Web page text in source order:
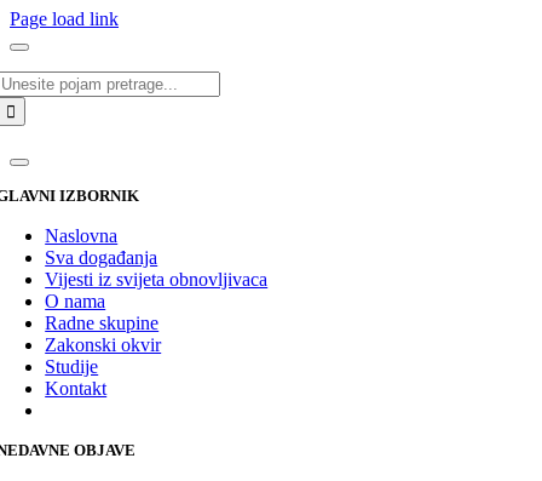
Page load link
IZBORNIK
Naslovna
Sva događanja
Vijesti iz svijeta obnovljivaca
O nama
Radne skupine
Zakonski okvir
Studije
Kontakt
OBJAVE